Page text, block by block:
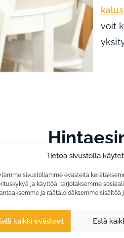
Tietoa sivustolla
sivustollamme evästeitä
ja käyttöä, tarjotaksemme
ja räätälöidäksemme sisältöä
kaikki evästeet Estä
voit
pääset hahmottamaan